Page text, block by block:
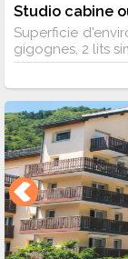
Superficie
gigognes, 2 lits